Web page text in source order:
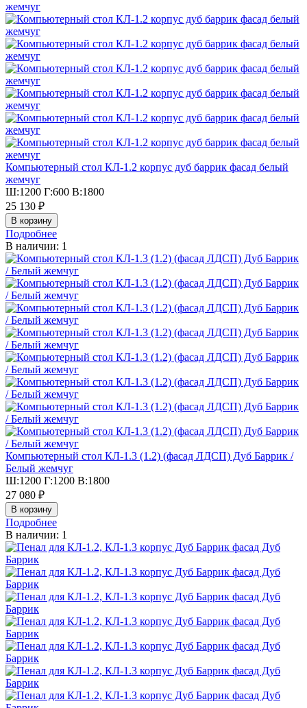
Компьютерный стол КЛ-1.2 корпус дуб баррик фасад белый
жемчуг
Ш:1200 Г:600 В:1800
25 130 ₽
Подробнее
В наличии: 1
Компьютерный стол КЛ-1.3 (1.2) (фасад ЛДСП) Дуб Баррик /
Белый жемчуг
Ш:1200 Г:1200 В:1800
27 080 ₽
Подробнее
В наличии: 1